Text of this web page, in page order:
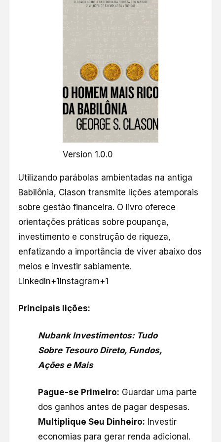
Version 1.0.0
Utilizando parábolas ambientadas na antiga
Babilônia, Clason transmite lições atemporais
sobre gestão financeira. O livro oferece
orientações práticas sobre poupança,
investimento e construção de riqueza,
enfatizando a importância de viver abaixo dos
meios e investir sabiamente.​
LinkedIn+1Instagram+1
Principais lições:
Nubank Investimentos: Tudo
Sobre Tesouro Direto, Fundos,
Ações e Mais
Pague-se Primeiro: Guardar uma parte
dos ganhos antes de pagar despesas.​
Multiplique Seu Dinheiro: Investir
economias para gerar renda adicional.​